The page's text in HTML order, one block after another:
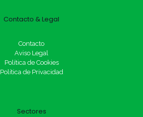
Contacto & Legal
Contacto
Aviso Legal
Política de Cookies
Política de Privacidad
Sectores